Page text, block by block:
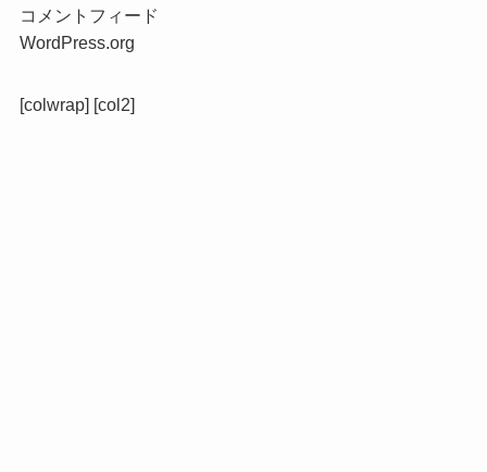
コメントフィード
WordPress.org
[colwrap] [col2]